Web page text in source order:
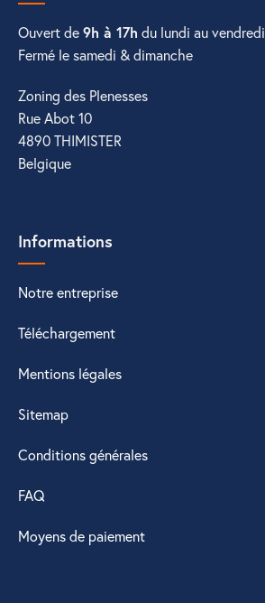
Ouvert de9h à 17h du lundi au vendredi
Fermé le samedi & dimanche
Zoning des Plenesses
Rue Abot 10
4890 THIMISTER
Belgique
Informations
Notre entreprise
Téléchargement
Mentions légales
Sitemap
Conditions générales
FAQ
Moyens de paiement